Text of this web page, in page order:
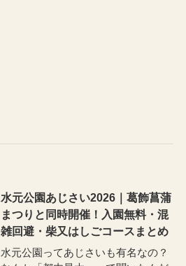
水元公園あじさい2026｜葛飾菖蒲
まつりと同時開催！入園無料・混
雑回避・柴又はしごコースまとめ
水元公園ってあじさいも有名なの？